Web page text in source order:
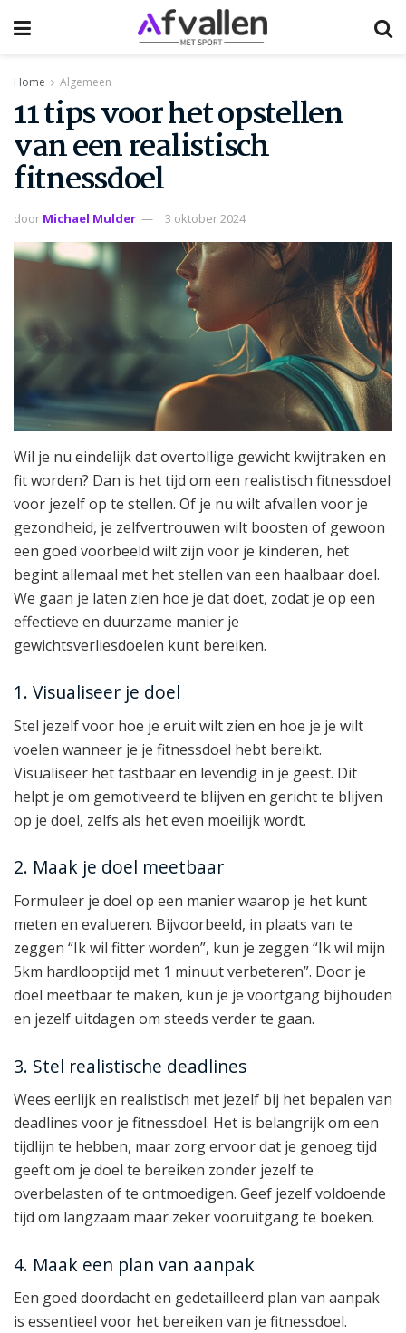
Home Algemeen
11 tips voor het opstellen
van een realistisch
fitnessdoel
door Michael Mulder 3 oktober 2024
Wil je nu eindelijk dat overtollige gewicht kwijtraken en
fit worden? Dan is het tijd om een realistisch fitnessdoel
voor jezelf op te stellen. Of je nu wilt afvallen voor je
gezondheid, je zelfvertrouwen wilt boosten of gewoon
een goed voorbeeld wilt zijn voor je kinderen, het
begint allemaal met het stellen van een haalbaar doel.
We gaan je laten zien hoe je dat doet, zodat je op een
effectieve en duurzame manier je
gewichtsverliesdoelen kunt bereiken.
1. Visualiseer je doel
Stel jezelf voor hoe je eruit wilt zien en hoe je je wilt
voelen wanneer je je fitnessdoel hebt bereikt.
Visualiseer het tastbaar en levendig in je geest. Dit
helpt je om gemotiveerd te blijven en gericht te blijven
op je doel, zelfs als het even moeilijk wordt.
2. Maak je doel meetbaar
Formuleer je doel op een manier waarop je het kunt
meten en evalueren. Bijvoorbeeld, in plaats van te
zeggen “Ik wil fitter worden”, kun je zeggen “Ik wil mijn
5km hardlooptijd met 1 minuut verbeteren”. Door je
doel meetbaar te maken, kun je je voortgang bijhouden
en jezelf uitdagen om steeds verder te gaan.
3. Stel realistische deadlines
Wees eerlijk en realistisch met jezelf bij het bepalen van
deadlines voor je fitnessdoel. Het is belangrijk om een
tijdlijn te hebben, maar zorg ervoor dat je genoeg tijd
geeft om je doel te bereiken zonder jezelf te
overbelasten of te ontmoedigen. Geef jezelf voldoende
tijd om langzaam maar zeker vooruitgang te boeken.
4. Maak een plan van aanpak
Een goed doordacht en gedetailleerd plan van aanpak
is essentieel voor het bereiken van je fitnessdoel.